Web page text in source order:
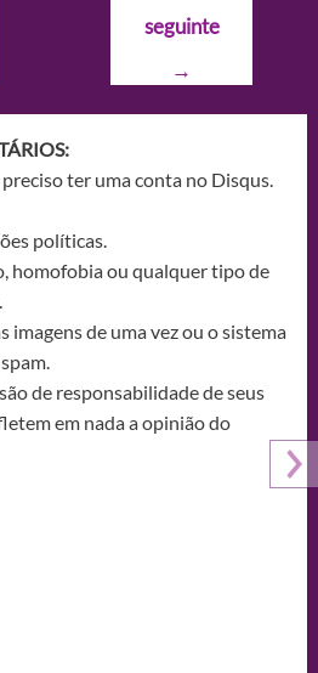
seguinte
→
ter uma conta no Disqus.
políticas.
homofobia ou qualquer tipo de
imagens de uma vez ou o sistema
de responsabilidade de seus
em nada a opinião do